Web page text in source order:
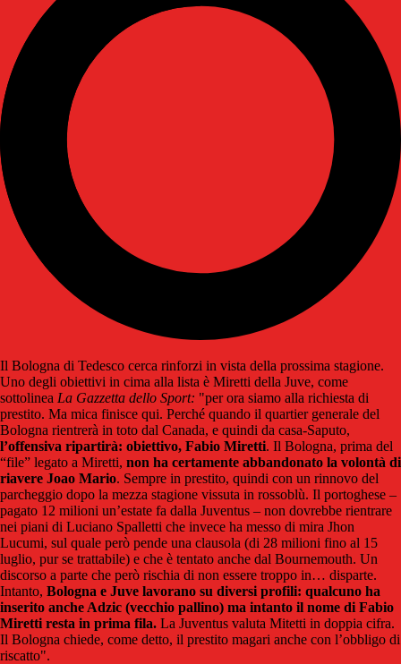
Il Bologna di Tedesco cerca rinforzi in vista della prossima stagione.
Uno degli obiettivi in cima alla lista è Miretti della Juve, come
sottolinea La Gazzetta dello Sport: "per ora siamo alla richiesta di
prestito. Ma mica finisce qui. Perché quando il quartier generale del
Bologna rientrerà in toto dal Canada, e quindi da casa-Saputo,
l’offensiva ripartirà: obiettivo, Fabio Miretti. Il Bologna, prima del
“file” legato a Miretti, non ha certamente abbandonato la volontà di
riavere Joao Mario. Sempre in prestito, quindi con un rinnovo del
parcheggio dopo la mezza stagione vissuta in rossoblù. Il portoghese –
pagato 12 milioni un’estate fa dalla Juventus – non dovrebbe rientrare
nei piani di Luciano Spalletti che invece ha messo di mira Jhon
Lucumi, sul quale però pende una clausola (di 28 milioni fino al 15
luglio, pur se trattabile) e che è tentato anche dal Bournemouth. Un
discorso a parte che però rischia di non essere troppo in… disparte.
Intanto, Bologna e Juve lavorano su diversi profili: qualcuno ha
inserito anche Adzic (vecchio pallino) ma intanto il nome di Fabio
Miretti resta in prima fila. La Juventus valuta Mitetti in doppia cifra.
Il Bologna chiede, come detto, il prestito magari anche con l’obbligo di
riscatto".